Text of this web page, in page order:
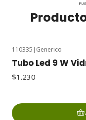
110335 | Generico
Tubo Led 9 W
$1.230